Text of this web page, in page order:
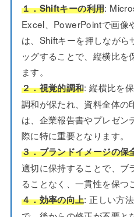
１．Shiftキーの利用:
Excel、PowerPointで画像
は、Shiftキーを押しながら
ッグすることで、縦横比を
ます。
２．視覚的調和: 縦横比を
調和が保たれ、資料全体の
は、企業報告書やプレゼン
際に特に重要となります。
３．ブランドイメージの保
適切に保持することで、ブ
ることなく、一貫性を保つ
４．効率の向上: 正しい方